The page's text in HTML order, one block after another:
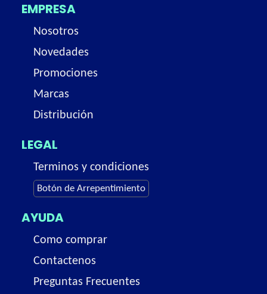
EMPRESA
Nosotros
Novedades
Promociones
Marcas
Distribución
LEGAL
Terminos y condiciones
Botón de Arrepentimiento
AYUDA
Como comprar
Contactenos
Preguntas Frecuentes